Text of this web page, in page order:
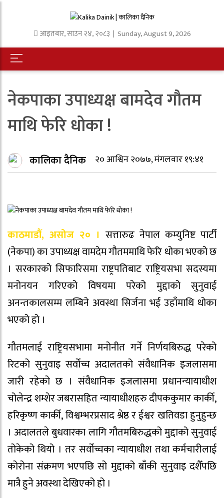
आइतबार,साउन२४,२०८३ | Sunday, August 9, 2026
नेकपाका उपाध्यक्ष बामदेव गौतम
माथि फेरि धोका !
कालिका दैनिक २० आश्विन २०७७, मंगलवार १९:४१
काठमाडौं, असोज २० । सत्तारुढ नेपाल कम्युनिष्ट पार्टी
(नेकपा) का उपाध्यक्ष वामदेम गौतममाथि फेरि धोका भएको छ
। सरकारको सिफारिसमा राष्ट्रपतिबाट राष्ट्रियसभा सदस्यमा
मनोनयन गरिएको विषयमा परेको मुद्दाको सुनुवाई
अनन्तकालसम्म लम्बिने अवस्था सिर्जना भई उहाँमाथि धोका
भएको हो ।
गौतमलाई राष्ट्रियसभामा मनोनीत गर्ने निर्णयबिरुद्ध परेको
रिटको सुनुवाइ सर्वोच्च अदालतको संवैधानिक इजलासमा
जारी रहेको छ । संवैधानिक इजलासमा प्रधानन्यायाधीश
चोलेन्द्र शम्शेर जबरासहित न्यायाधीशहरु दीपककुमार कार्की,
हरिकृष्ण कार्की, विश्वम्भरप्रसाद श्रेष्ठ र ईश्वर खतिवडा हुनुहुन्छ
। अदालतले बुधवारका लागि गौतमबिरुद्धको मुद्दाको सुनुवाई
तोकेको थियो । तर सर्वोच्चका न्यायाधीश तथा कर्मचारीलाई
कोरोना संक्रमण भएपछि सो मुद्दाको बाँकी सुनुवाइ दशैँपछि
मात्रै हुने अवस्था देखिएको हो ।